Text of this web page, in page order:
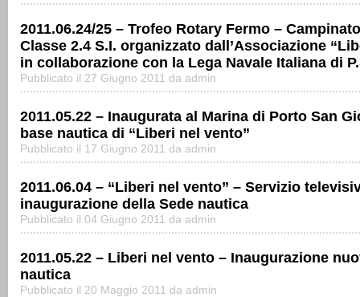
2011.06.24/25 – Trofeo Rotary Fermo –
Classe 2.4 S.I. organizzato dall’Associazione
in collaborazione con la Lega Navale Italiana di
Pubblicato il 27 Giugno 2011 da admin
2011.05.22 – Inaugurata al Marina di Porto San
base nautica di “Liberi nel vento”
Pubblicato il 17 Giugno 2011 da admin
2011.06.04 – “Liberi nel vento” – Servizio
inaugurazione della Sede nautica
Pubblicato il 04 Giugno 2011 da admin
2011.05.22 – Liberi nel vento – Inaugurazione
nautica
Pubblicato il 20 Maggio 2011 da admin